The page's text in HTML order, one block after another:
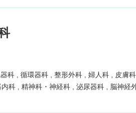
科 循環器科 整形外科 婦人科
皮膚
内科 精神科・神経科 泌尿器科 脳神経